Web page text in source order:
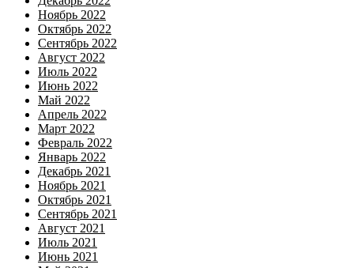
Ноябрь 2022
Октябрь 2022
Сентябрь 2022
Август 2022
Июль 2022
Июнь 2022
Май 2022
Апрель 2022
Март 2022
Февраль 2022
Январь 2022
Декабрь 2021
Ноябрь 2021
Октябрь 2021
Сентябрь 2021
Август 2021
Июль 2021
Июнь 2021